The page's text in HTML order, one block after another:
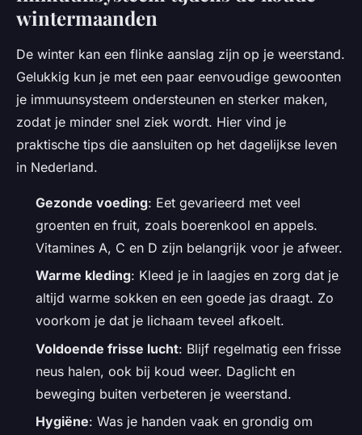
wintermaanden
De winter kan een flinke aanslag zijn op je weerstand.
Gelukkig kun je met een paar eenvoudige gewoonten
je immuunsysteem ondersteunen en sterker maken,
zodat je minder snel ziek wordt. Hier vind je
praktische tips die aansluiten op het dagelijkse leven
in Nederland.
Gezonde voeding: Eet gevarieerd met veel
groenten en fruit, zoals boerenkool en appels.
Vitamines A, C en D zijn belangrijk voor je afweer.
Warme kleding: Kleed je in laagjes en zorg dat je
altijd warme sokken en een goede jas draagt. Zo
voorkom je dat je lichaam teveel afkoelt.
Voldoende frisse lucht: Blijf regelmatig een frisse
neus halen, ook bij koud weer. Daglicht en
beweging buiten verbeteren je weerstand.
Hygiëne: Was je handen vaak en grondig om